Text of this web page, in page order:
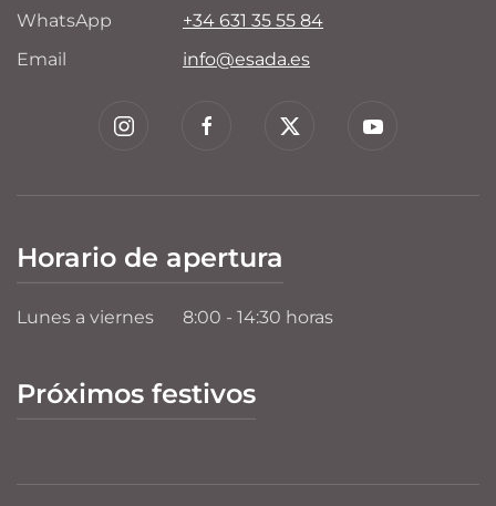
WhatsApp
+34 631 35 55 84
Email
info@esada.es
Horario de apertura
Lunes a viernes 8:00 - 14:30 horas
Próximos festivos